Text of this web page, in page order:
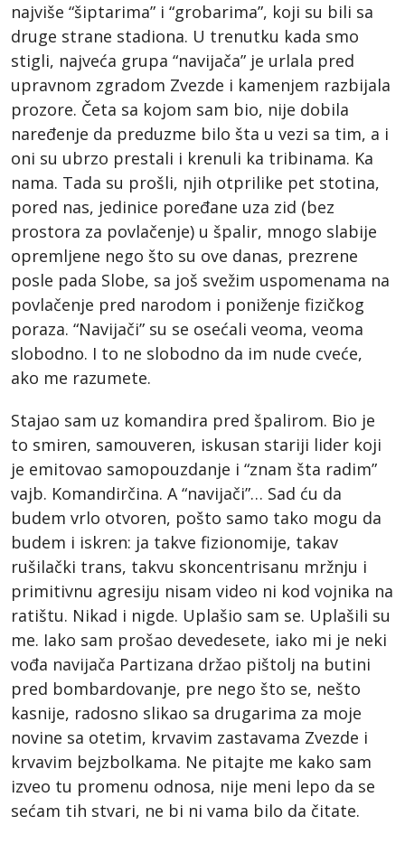
najviše “šiptarima” i “grobarima”, koji su bili sa
druge strane stadiona. U trenutku kada smo
stigli, najveća grupa “navijača” je urlala pred
upravnom zgradom Zvezde i kamenjem razbijala
prozore. Četa sa kojom sam bio, nije dobila
naređenje da preduzme bilo šta u vezi sa tim, a i
oni su ubrzo prestali i krenuli ka tribinama. Ka
nama. Tada su prošli, njih otprilike pet stotina,
pored nas, jedinice poređane uza zid (bez
prostora za povlačenje) u špalir, mnogo slabije
opremljene nego što su ove danas, prezrene
posle pada Slobe, sa još svežim uspomenama na
povlačenje pred narodom i poniženje fizičkog
poraza. “Navijači” su se osećali veoma, veoma
slobodno. I to ne slobodno da im nude cveće,
ako me razumete.
Stajao sam uz komandira pred špalirom. Bio je
to smiren, samouveren, iskusan stariji lider koji
je emitovao samopouzdanje i “znam šta radim”
vajb. Komandirčina. A “navijači”… Sad ću da
budem vrlo otvoren, pošto samo tako mogu da
budem i iskren: ja takve fizionomije, takav
rušilački trans, takvu skoncentrisanu mržnju i
primitivnu agresiju nisam video ni kod vojnika na
ratištu. Nikad i nigde. Uplašio sam se. Uplašili su
me. Iako sam prošao devedesete, iako mi je neki
vođa navijača Partizana držao pištolj na butini
pred bombardovanje, pre nego što se, nešto
kasnije, radosno slikao sa drugarima za moje
novine sa otetim, krvavim zastavama Zvezde i
krvavim bejzbolkama. Ne pitajte me kako sam
izveo tu promenu odnosa, nije meni lepo da se
sećam tih stvari, ne bi ni vama bilo da čitate.